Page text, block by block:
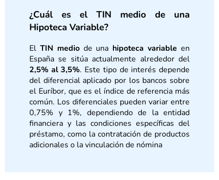
¿Cuál es el TIN medio de una
Hipoteca Variable?
El TIN mediode una hipoteca variable en
España se sitúa actualmente alrededor del
2,5% al 3,5%. Este tipo de interés depende
del diferencial aplicado por los bancos sobre
el Euríbor, que es el índice de referencia más
común. Los diferenciales pueden variar entre
0,75% y 1%, dependiendo de la entidad
financiera y las condiciones específicas del
préstamo, como la contratación de productos
adicionales o la vinculación de nómina